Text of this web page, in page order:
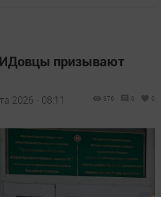
призывают
2026 - 08:11 376 0 0